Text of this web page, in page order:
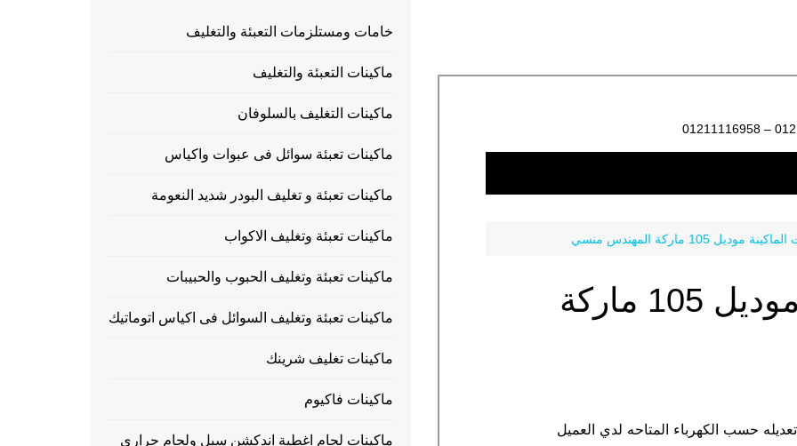
خامات ومستلزمات التعبئة والتغليف
ماكينات التعبئة والتغليف
ماكينات التغليف بالسلوفان
ماكينات تعبئة سوائل فى عبوات واكياس
ماكينات تعبئة و تغليف البودر شديد النعومة
ماكينات تعبئة وتغليف الاكواب
ماكينات تعبئة وتغليف الحبوب والحبيبات
ماكينات تعبئة وتغليف السوائل فى اكياس اتوماتيك
ماكينات تغليف شرينك
ماكينات فاكيوم
ماكينات لحام اغطية اندكشن سيل ولحام حرارى